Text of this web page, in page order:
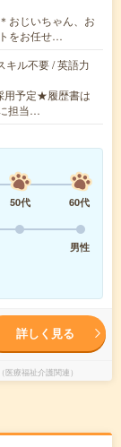
おじいちゃん、お
をお任せ…
キル不要 / 英語力
用予定★履歴書は
担当…
50代
60代
男性
詳しく見る
療福祉介護関連）